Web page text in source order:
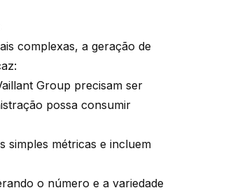
complexas, a geração de
Group precisam ser
possa consumir
simples métricas e incluem
o número e a variedade